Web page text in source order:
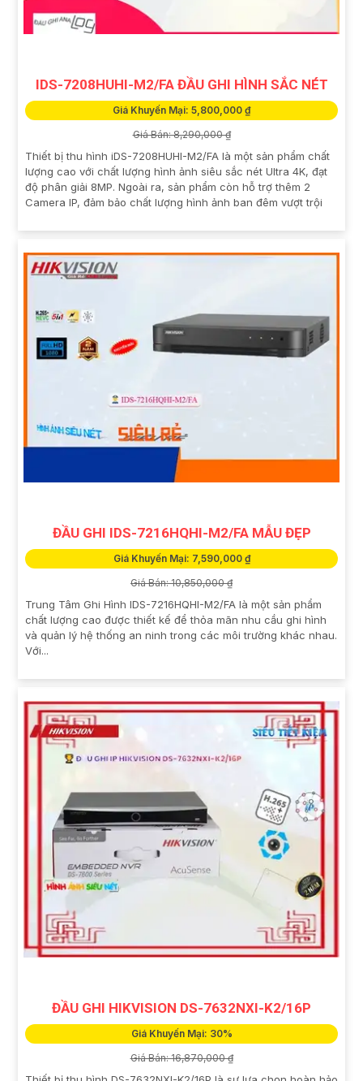
IDS-7208HUHI-M2/FA ĐẦU GHI HÌNH SẮC NÉT
Giá Khuyến Mại: 5,800,000 ₫
Giá Bán: 8,290,000 ₫
Thiết bị thu hình iDS-7208HUHI-M2/FA là một sản phẩm chất
lượng cao với chất lượng hình ảnh siêu sắc nét Ultra 4K, đạt
độ phân giải 8MP. Ngoài ra, sản phẩm còn hỗ trợ thêm 2
Camera IP, đảm bảo chất lượng hình ảnh ban đêm vượt trội
ĐẦU GHI IDS-7216HQHI-M2/FA MẪU ĐẸP
Giá Khuyến Mại: 7,590,000 ₫
Giá Bán: 10,850,000 ₫
Trung Tâm Ghi Hình IDS-7216HQHI-M2/FA là một sản phẩm
chất lượng cao được thiết kế để thỏa mãn nhu cầu ghi hình
và quản lý hệ thống an ninh trong các môi trường khác nhau.
Với...
ĐẦU GHI HIKVISION DS-7632NXI-K2/16P
Giá Khuyến Mại: 30%
Giá Bán: 16,870,000 ₫